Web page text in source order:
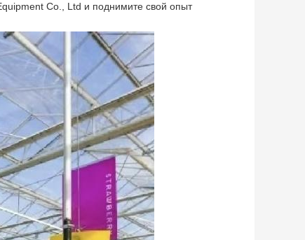
Co., Ltd и поднимите свой опыт